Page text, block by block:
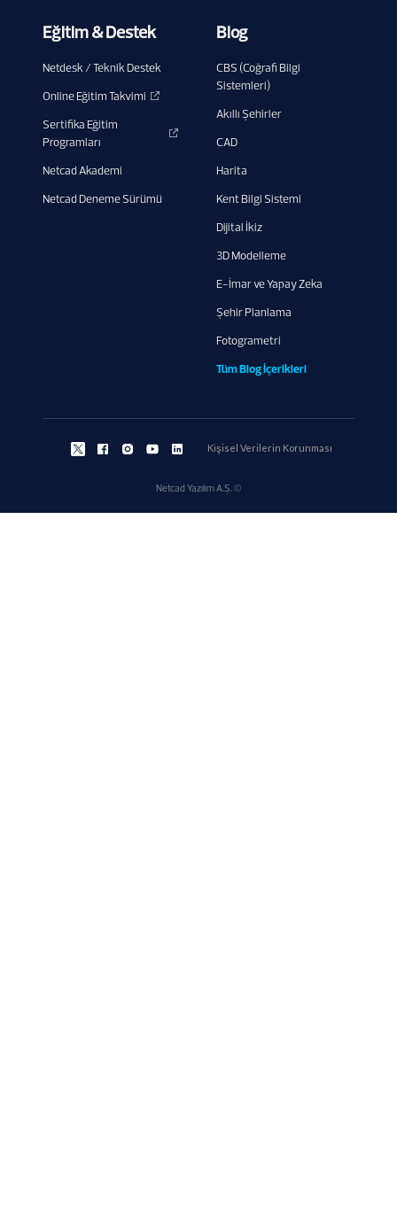
Eğitim & Destek
Netdesk / Teknik Destek
Online Eğitim Takvimi
Sertifika Eğitim
Programları
Netcad Akademi
Netcad Deneme Sürümü
Blog
CBS (Coğrafi Bilgi
Sistemleri)
Akıllı Şehirler
CAD
Harita
Kent Bilgi Sistemi
Dijital İkiz
3D Modelleme
E-İmar ve Yapay Zeka
Şehir Planlama
Fotogrametri
Tüm Blog İçerikleri
Kişisel Verilerin Korunması
Netcad Yazılım A.Ş. ©